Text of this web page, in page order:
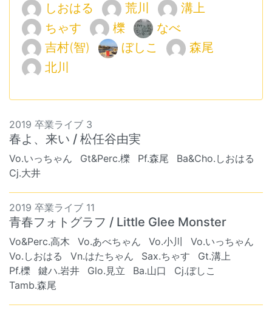
しおはる 荒川
溝上
ちゃす
櫟
なべ
吉村(智)
ぼしこ
森尾
北川
2019 卒業ライブ 3
春よ、来い / 松任谷由実
Vo.いっちゃん Gt&Perc.櫟 Pf.森尾
Ba&Cho.しおはる
Cj.大井
2019 卒業ライブ 11
青春フォトグラフ / Little Glee Monster
Vo&Perc.高木 Vo.あべちゃん Vo.小川
Vo.いっちゃん
Vo.しおはる
Vn.はたちゃん Sax.ちゃす
Gt.溝上
Pf.櫟
鍵ハ.岩井 Glo.見立 Ba.山口
Cj.ぼしこ
Tamb.森尾